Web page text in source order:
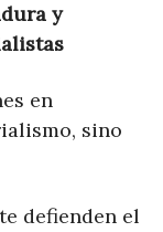
y
en
sino
defienden el